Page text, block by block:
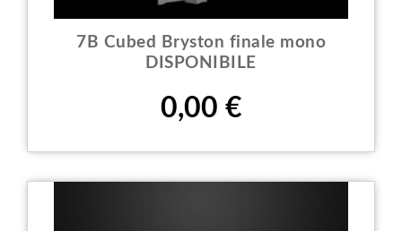
7B Cubed Bryston finale mono
DISPONIBILE
Prezzo
0,00 €